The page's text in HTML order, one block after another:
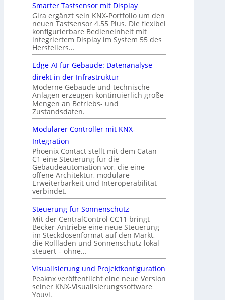
Smarter Tastsensor mit Display
Gira ergänzt sein KNX-Portfolio um den
neuen Tastsensor 4.55 Plus. Die flexibel
konfigurierbare Bedieneinheit mit
integriertem Display im System 55 des
Herstellers…
Edge-AI für Gebäude: Datenanalyse
direkt in der Infrastruktur
Moderne Gebäude und technische
Anlagen erzeugen kontinuierlich große
Mengen an Betriebs- und
Zustandsdaten.
Modularer Controller mit KNX-
Integration
Phoenix Contact stellt mit dem Catan
C1 eine Steuerung für die
Gebäudeautomation vor, die eine
offene Architektur, modulare
Erweiterbarkeit und Interoperabilität
verbindet.
Steuerung für Sonnenschutz
Mit der CentralControl CC11 bringt
Becker-Antriebe eine neue Steuerung
im Steckdosenformat auf den Markt,
die Rollläden und Sonnenschutz lokal
steuert – ohne…
Visualisierung und Projektkonfiguration
Peaknx veröffentlicht eine neue Version
seiner KNX-Visualisierungssoftware
Youvi.